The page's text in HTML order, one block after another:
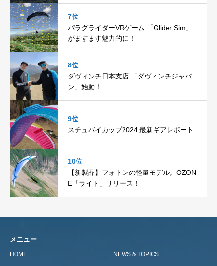
7位
パラグライダーVRゲーム 「Glider Sim」
がますます魅力的に！
8位
ダヴィンチ日本支店 「ダヴィンチジャパ
ン」始動！
9位
スチュバイカップ2024 最新ギアレポート
10位
【新製品】フォトンの軽量モデル。OZON
E「ライト」リリース！
メニュー
HOME NEWS & TOPICS